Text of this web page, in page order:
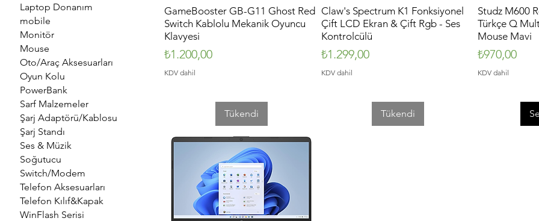
Laptop Donanım
mobile
Monitör
Mouse
Oto/Araç Aksesuarları
Oyun Kolu
PowerBank
Sarf Malzemeler
Şarj Adaptörü/Kablosu
Şarj Standı
Ses & Müzik
Soğutucu
Switch/Modem
Telefon Aksesuarları
Telefon Kılıf&Kapak
WinFlash Serisi
Hızlı Bakış
GameBooster GB-G11 Ghost Red
Switch Kablolu Mekanik Oyuncu
Klavyesi
Fiyat
₺1.200,00
KDV dahil
Tükendi
Hızlı Bakış
Claw's Spectrum K1 Fonksiyonel
Çift LCD Ekran & Çift Rgb - Ses
Kontrolcülü
Fiyat
₺1.299,00
KDV dahil
Tükendi
Studz M600
Türkçe Q
Mouse Mavi
Fiyat
₺970,00
KDV dahil